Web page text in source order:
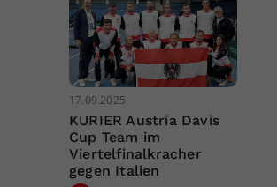
17.09.2025
KURIER Austria Davis
Cup Team im
Viertelfinalkracher
gegen Italien